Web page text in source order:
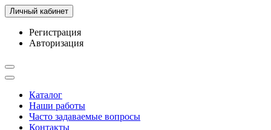
Личный кабинет
Регистрация
Авторизация
Каталог
Наши работы
Часто задаваемые вопросы
Контакты